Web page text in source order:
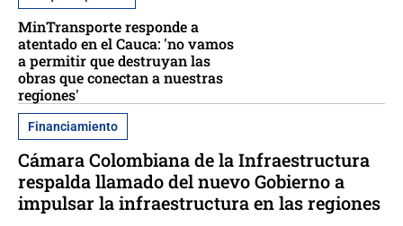
MinTransporte responde a
atentado en el Cauca: 'no vamos
a permitir que destruyan las
obras que conectan a nuestras
regiones'
Financiamiento
Cámara Colombiana de la Infraestructura
respalda llamado del nuevo Gobierno a
impulsar la infraestructura en las regiones